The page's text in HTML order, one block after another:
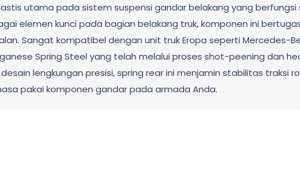
utama pada sistem suspensi gandar belakang yang
elemen kunci pada bagian belakang truk, komponen ini
Sangat kompatibel dengan unit truk Eropa seperti Mercedes-
Spring Steel yang telah melalui proses shot-peening dan
lengkungan presisi, spring rear ini menjamin stabilitas
pakai komponen gandar pada armada Anda.